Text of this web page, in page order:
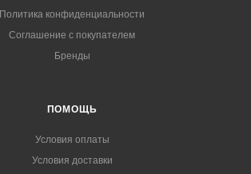
Политика конфиденциальности
Соглашение с покупателем
Бренды
ПОМОЩЬ
Условия оплаты
Условия доставки